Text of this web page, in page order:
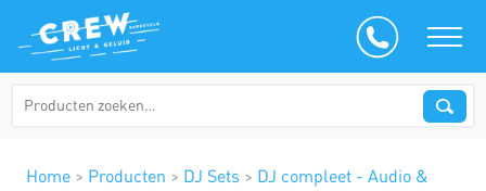
Home > Producten > DJ Sets > DJ compleet - Audio &